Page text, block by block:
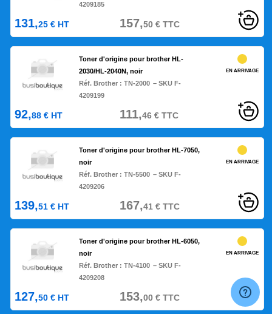
4209185
131,25 € HT 157,50€TTC
Toner d'origine pour brother HL-
2030/HL-2040N, noir
Réf. Brother :TN-2000 – SKU F-
4209199
EN ARRIVAGE
92,88 € HT 111,46€TTC
Toner d'origine pour brother HL-7050,
noir
Réf. Brother :TN-5500 – SKU F-
4209206
EN ARRIVAGE
139,51 € HT 167,41 €TTC
Toner d'origine pour brother HL-6050,
noir
Réf. Brother :TN-4100 – SKU F-
4209208
EN ARRIVAGE
127,50 € HT 153,00€TTC